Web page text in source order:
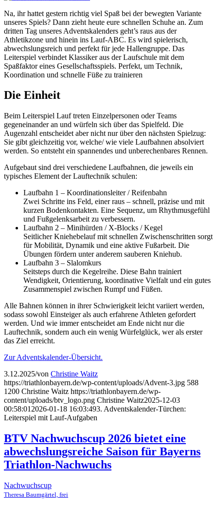
Na, ihr hattet gestern richtig viel Spaß bei der bewegten Variante
unseres Spiels? Dann zieht heute eure schnellen Schuhe an. Zum
dritten Tag unseres Adventskalenders geht’s raus aus der
Athletikzone und hinein ins Lauf-ABC. Es wird spielerisch,
abwechslungsreich und perfekt für jede Hallengruppe. Das
Leiterspiel verbindet Klassiker aus der Laufschule mit dem
Spaßfaktor eines Gesellschaftsspiels. Perfekt, um Technik,
Koordination und schnelle Füße zu trainieren
Die Einheit
Beim Leiterspiel Lauf treten Einzelpersonen oder Teams
gegeneinander an und würfeln sich über das Spielfeld. Die
Augenzahl entscheidet aber nicht nur über den nächsten Spielzug:
Sie gibt gleichzeitig vor, welche/ wie viele Laufbahnen absolviert
werden. So entsteht ein spannendes und unberechenbares Rennen.
Aufgebaut sind drei verschiedene Laufbahnen, die jeweils ein
typisches Element der Lauftechnik schulen:
Laufbahn 1 – Koordinationsleiter / Reifenbahn
Zwei Schritte ins Feld, einer raus – schnell, präzise und mit
kurzen Bodenkontakten. Eine Sequenz, um Rhythmusgefühl
und Fußgelenksarbeit zu verbessern.
Laufbahn 2 – Minihürden / X-Blocks / Kegel
Seitlicher Kniehebelauf mit schnellen Zwischenschritten sorgt
für Mobilität, Dynamik und eine aktive Fußarbeit. Die
Übungen fördern unter anderem sauberen Kniehub.
Laufbahn 3 – Slalomkurs
Seitsteps durch die Kegelreihe. Diese Bahn trainiert
Wendigkeit, Orientierung, koordinative Vielfalt und ein gutes
Zusammenspiel zwischen Rumpf und Füßen.
Alle Bahnen können in ihrer Schwierigkeit leicht variiert werden,
sodass sowohl Einsteiger als auch erfahrene Athleten gefordert
werden. Und wie immer entscheidet am Ende nicht nur die
Lauftechnik, sondern auch ein wenig Würfelglück, wer als erster
das Ziel erreicht.
Zur Adventskalender-Übersicht.
3.12.2025/von Christine Waitz
https://triathlonbayern.de/wp-content/uploads/Advent-3.jpg 588
1200 Christine Waitz https://triathlonbayern.de/wp-
content/uploads/btv_logo.png Christine Waitz2025-12-03
00:58:01 2026-01-18 16:03:493. Adventskalender-Türchen:
Leiterspiel mit Lauf-Aufgaben
BTV Nachwuchscup 2026 bietet eine
abwechslungsreiche Saison für Bayerns
Triathlon-Nachwuchs
Nachwuchscup
Theresa Baumgärtel, frei